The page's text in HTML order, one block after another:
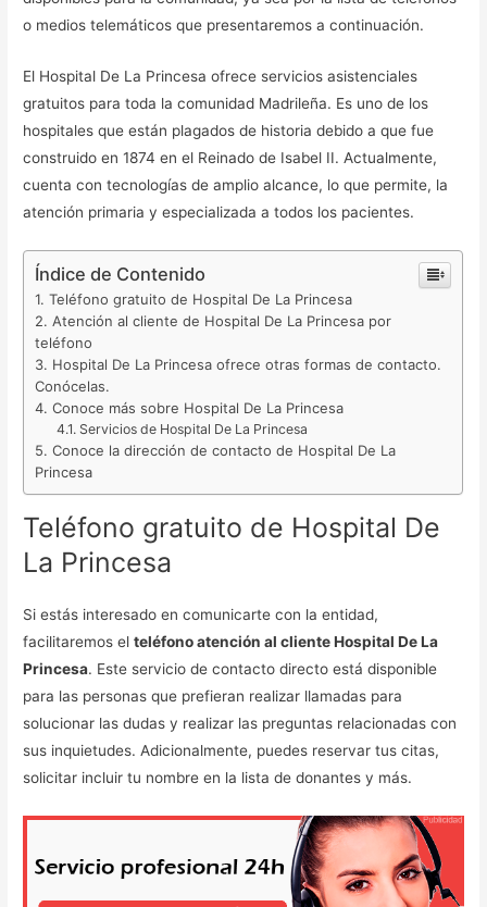
o medios telemáticos que presentaremos a continuación.
El Hospital De La Princesa ofrece servicios asistenciales
gratuitos para toda la comunidad Madrileña. Es uno de los
hospitales que están plagados de historia debido a que fue
construido en 1874 en el Reinado de Isabel II. Actualmente,
cuenta con tecnologías de amplio alcance, lo que permite, la
atención primaria y especializada a todos los pacientes.
Índice de Contenido
Teléfono gratuito de Hospital De La Princesa
Atención al cliente de Hospital De La Princesa por
teléfono
Hospital De La Princesa ofrece otras formas de contacto.
Conócelas.
Conoce más sobre Hospital De La Princesa
Servicios de Hospital De La Princesa
Conoce la dirección de contacto de Hospital De La
Princesa
Teléfono gratuito de Hospital De
La Princesa
Si estás interesado en comunicarte con la entidad,
facilitaremos elteléfono atención al cliente Hospital De La
Princesa. Este servicio de contacto directo está disponible
para las personas que prefieran realizar llamadas para
solucionar las dudas y realizar las preguntas relacionadas con
sus inquietudes. Adicionalmente, puedes reservar tus citas,
solicitar incluir tu nombre en la lista de donantes y más.